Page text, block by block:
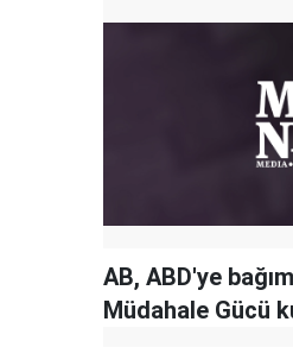
AB, ABD'ye
Müdahale Gücü